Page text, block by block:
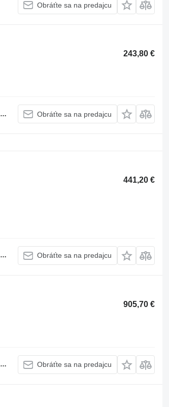
Obráťte sa na predajcu
243,80 €
Obráťte sa na predajcu
441,20 €
Obráťte sa na predajcu
905,70 €
Obráťte sa na predajcu